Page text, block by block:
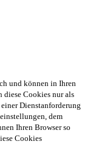
und können in Ihren
diese Cookies nur als
Dienstanforderung
dem
Ihren Browser so
Cookies